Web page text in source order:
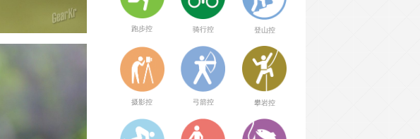
跑步控 骑行控 登山控
摄影控 弓箭控 攀岩控